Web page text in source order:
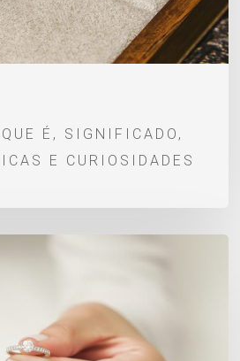
É, SIGNIFICADO,
E CURIOSIDADES